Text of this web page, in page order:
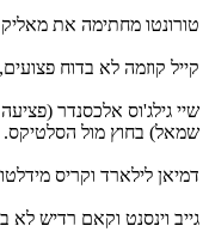
טורונטו מחתימה את מאליק
קייל קוזמה לא בדוח
שיי גילג'וס אלכסנדר
שמאל) בחוץ מול הסלטיקס.
דמיאן לילארד וקריס
גייב וינסנט וקאם רדיש לא